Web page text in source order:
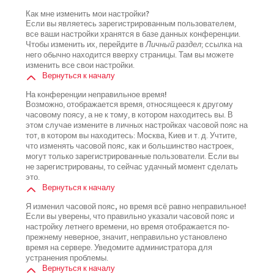
Как мне изменить мои настройки?
Если вы являетесь зарегистрированным пользователем,
все ваши настройки хранятся в базе данных конференции.
Чтобы изменить их, перейдите вЛичный раздел; ссылка на
него обычно находится вверху страницы. Там вы можете
изменить все свои настройки.
Вернуться к началу
На конференции неправильное время!
Возможно, отображается время, относящееся к другому
часовому поясу, а не к тому, в котором находитесь вы. В
этом случае измените в личных настройках часовой пояс на
тот, в котором вы находитесь: Москва, Киев и т. д. Учтите,
что изменять часовой пояс, как и большинство настроек,
могут только зарегистрированные пользователи. Если вы
не зарегистрированы, то сейчас удачный момент сделать
это.
Вернуться к началу
Я изменил часовой пояс, но время всё равно неправильное!
Если вы уверены, что правильно указали часовой пояс и
настройку летнего времени, но время отображается по-
прежнему неверное, значит, неправильно установлено
время на сервере. Уведомите администратора для
устранения проблемы.
Вернуться к началу